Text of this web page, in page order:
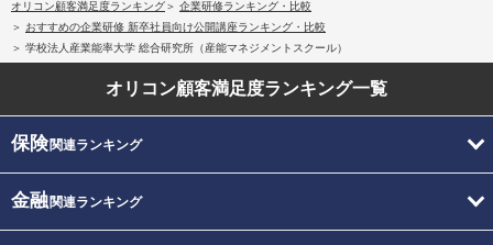
オリコン顧客満足度ランキング
企業研修ランキング・比較
おすすめの企業研修 新卒社員向け公開講座ランキング・比較
学校法人産業能率大学 総合研究所（産能マネジメントスクール）
オリコン顧客満足度ランキング一覧
保険関連ランキング
金融関連ランキング